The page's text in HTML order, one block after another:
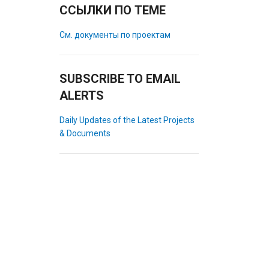
ССЫЛКИ ПО ТЕМЕ
См. документы по проектам
SUBSCRIBE TO EMAIL
ALERTS
Daily Updates of the Latest Projects
& Documents